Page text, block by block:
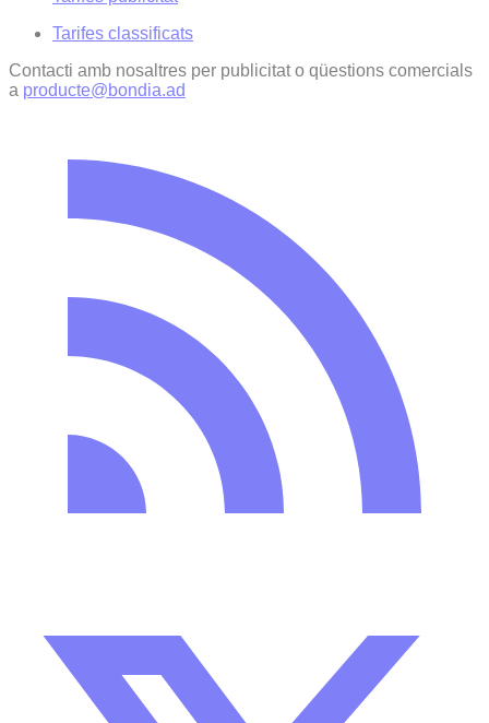
Tarifes classificats
Contacti amb nosaltres per publicitat o qüestions comercials
a producte@bondia.ad